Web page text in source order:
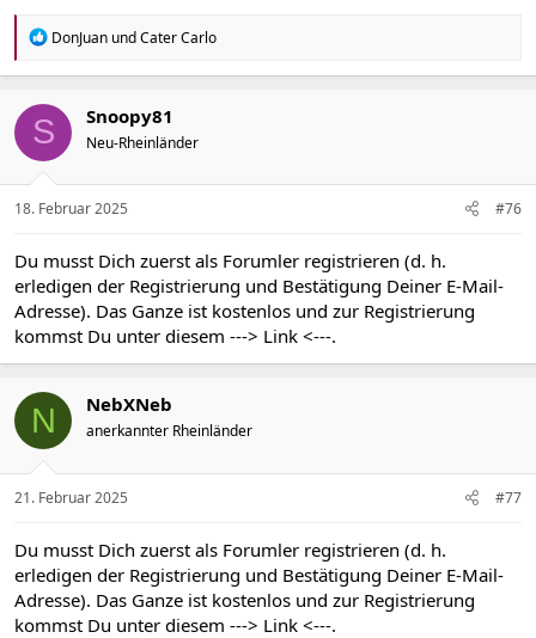
R
a
t
i
e
n
DonJuan undCater Carlo
S Snoopy81
Neu-Rheinländer
18. Februar 2025 #76
Du musst Dich zuerst als Forumler registrieren (d. h.
erledigen der Registrierung und Bestätigung Deiner E-Mail-
Adresse). Das Ganze ist kostenlos und zur Registrierung
kommst Du unter diesem ---> Link <---.
N NebXNeb
anerkannter Rheinländer
21. Februar 2025 #77
Du musst Dich zuerst als Forumler registrieren (d. h.
erledigen der Registrierung und Bestätigung Deiner E-Mail-
Adresse). Das Ganze ist kostenlos und zur Registrierung
kommst Du unter diesem ---> Link <---.